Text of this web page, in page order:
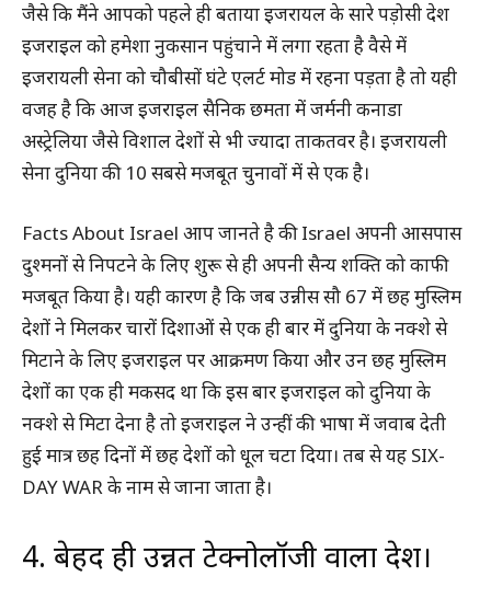
जैसे कि मैंने आपको पहले ही बताया इजरायल के सारे पड़ोसी देश
इजराइल को हमेशा नुकसान पहुंचाने में लगा रहता है वैसे में
इजरायली सेना को चौबीसों घंटे एलर्ट मोड में रहना पड़ता है तो यही
वजह है कि आज इजराइल सैनिक छमता में जर्मनी कनाडा
अस्ट्रेलिया जैसे विशाल देशों से भी ज्यादा ताकतवर है। इजरायली
सेना दुनिया की 10 सबसे मजबूत चुनावों में से एक है।
Facts About Israel आप जानते है की Israel अपनी आसपास
दुश्मनों से निपटने के लिए शुरू से ही अपनी सैन्य शक्ति को काफी
मजबूत किया है। यही कारण है कि जब उन्नीस सौ 67 में छह मुस्लिम
देशों ने मिलकर चारों दिशाओं से एक ही बार में दुनिया के नक्शे से
मिटाने के लिए इजराइल पर आक्रमण किया और उन छह मुस्लिम
देशों का एक ही मकसद था कि इस बार इजराइल को दुनिया के
नक्शे से मिटा देना है तो इजराइल ने उन्हीं की भाषा में जवाब देती
हुई मात्र छह दिनों में छह देशों को धूल चटा दिया। तब से यह SIX-
DAY WAR के नाम से जाना जाता है।
4. बेहद ही उन्नत टेक्नोलॉजी वाला देश।